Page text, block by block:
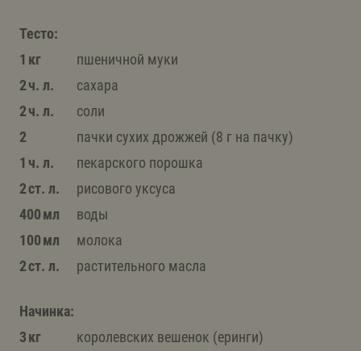
Тесто:
1 кг
пшеничной муки
2 ч. л.
сахара
2 ч. л.
соли
2
пачки сухих дрожжей (8 г на пачку)
1 ч. л.
пекарского порошка
2 ст. л.
рисового уксуса
400 мл
воды
100 мл
молока
2 ст. л.
растительного масла
Начинка:
3 кг
королевских вешенок (еринги)